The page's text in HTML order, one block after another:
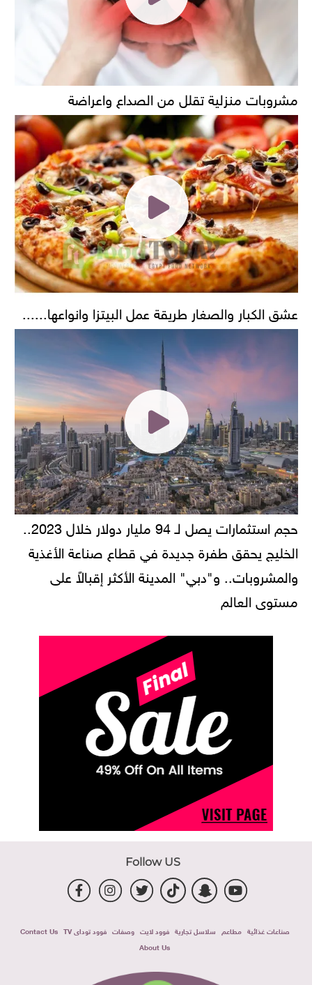
مشروبات منزلية تقلل من الصداع واعراضة
عشق الكبار والصغار طريقة عمل البيتزا وانواعها......
الخليج يحقق طفرة جديدة في قطاع صناعة الأغذية
والمشروبات.. و"دبي" المدينة الأكثر إقبالاً على
مستوى العالم
Follow US
صناعات غذائية مطاعم سلاسل تجارية فوود لايت وصفات فوود توداى TV
Contact Us
About Us